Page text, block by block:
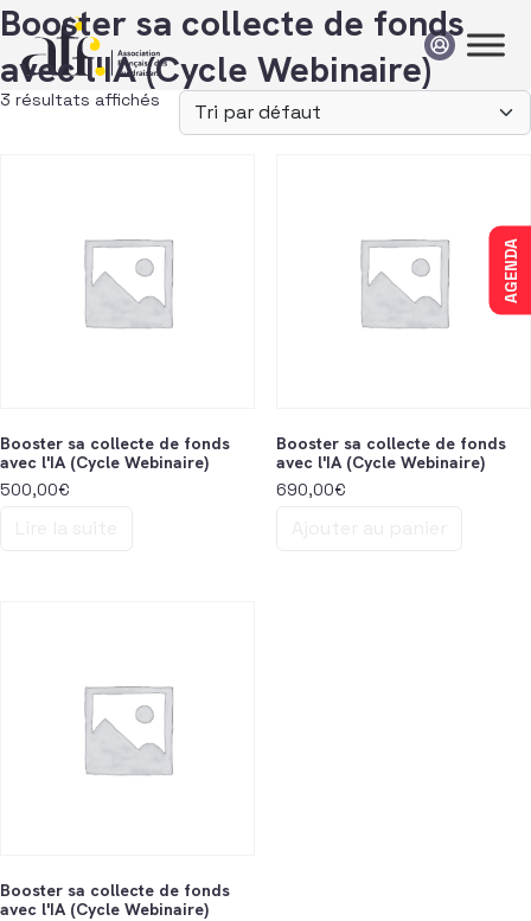
Passer au contenu
AGENDA
Booster sa collecte de fonds
avec l'IA (Cycle Webinaire)
3 résultats affichés
Booster sa collecte de fonds
avec l'IA (Cycle Webinaire)
500,00€
Booster sa collecte de fonds
avec l'IA (Cycle Webinaire)
690,00€
Booster sa collecte de fonds
avec l'IA (Cycle Webinaire)